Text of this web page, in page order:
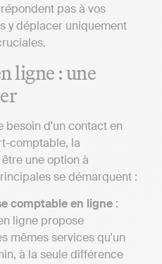
pas à vos
y déplacer uniquement
ligne : une
besoin d'un contact en
comptable, la
une option à
se démarquent :
comptable en ligne :
ligne propose
mêmes services qu'un
à la seule différence